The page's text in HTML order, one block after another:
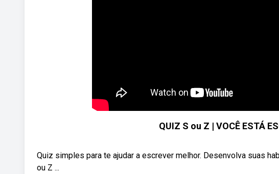
QUIZ S ou Z | VOCÊ ESTÁ
Quiz simples para te ajudar a escrever melhor. Desenvolva suas
ou Z ...